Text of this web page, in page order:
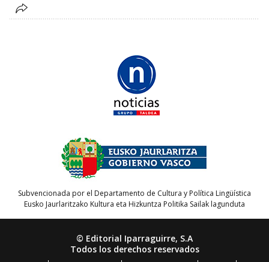
Subvencionada por el Departamento de Cultura y Política Lingüística
Eusko Jaurlaritzako Kultura eta Hizkuntza Politika Sailak lagunduta
© Editorial Iparraguirre, S.A
Todos los derechos reservados